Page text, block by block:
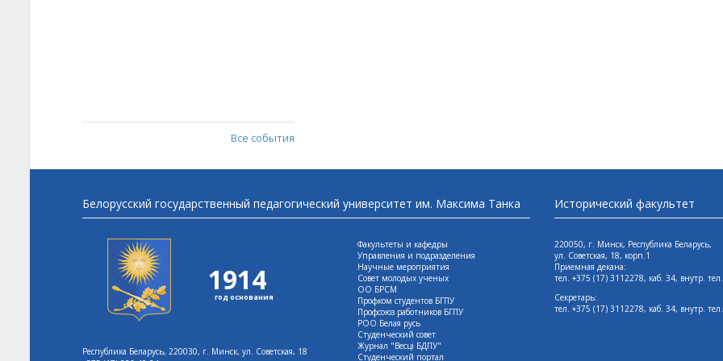
Все события
Белорусский государственный педагогический университет им. Максима Танка
1914
год основания
Республика Беларусь, 220030, г. Минск, ул. Советская, 18
Факультеты и кафедры
Управления и подразделения
Научные мероприятия
Совет молодых ученых
ОО БРСМ
Профком студентов БГПУ
Профсоюз работников БГПУ
РОО Белая русь
Студенческий совет
Журнал "Весцi БДПУ"
Студенческий портал
Исторический факультет
220050, г. Минск, Республика Беларусь,
ул. Советская, 18, корп.1
Приемная декана:
тел. +375 (17) 3112278, каб. 34, внутр.
Секретарь:
тел. +375 (17) 3112278, каб. 34, внутр.